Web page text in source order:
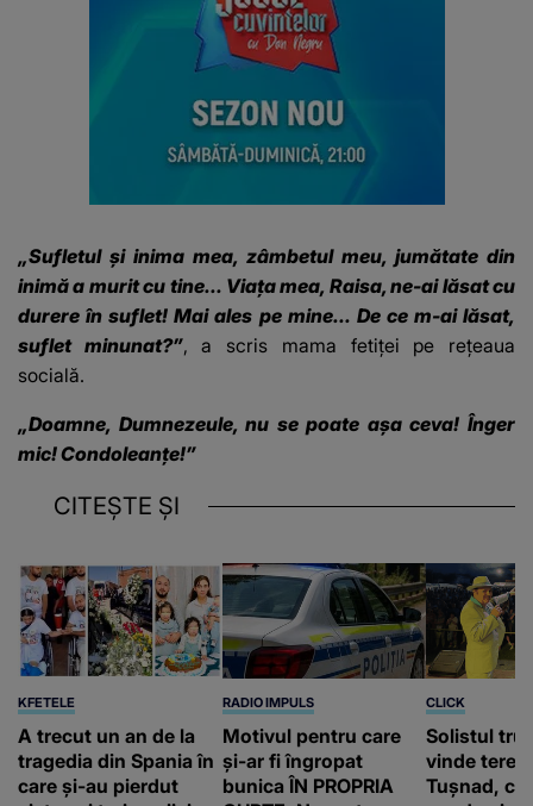
„Sufletul și inima mea, zâmbetul meu, jumătate din
inimă a murit cu tine... Viața mea, Raisa, ne-ai lăsat cu
durere în suflet! Mai ales pe mine... De ce m-ai lăsat,
suflet minunat?”, a scris mama fetiței pe rețeaua
socială.
„Doamne, Dumnezeule, nu se poate așa ceva! Înger
mic! Condoleanțe!”
CITEȘTE ȘI
KFETELE
A trecut un an de la
tragedia din Spania în
care și-au pierdut
RADIO IMPULS
Motivul pentru care
și-ar fi îngropat
bunica ÎN PROPRIA
CLICK
Solistul
vinde
Tușnad,